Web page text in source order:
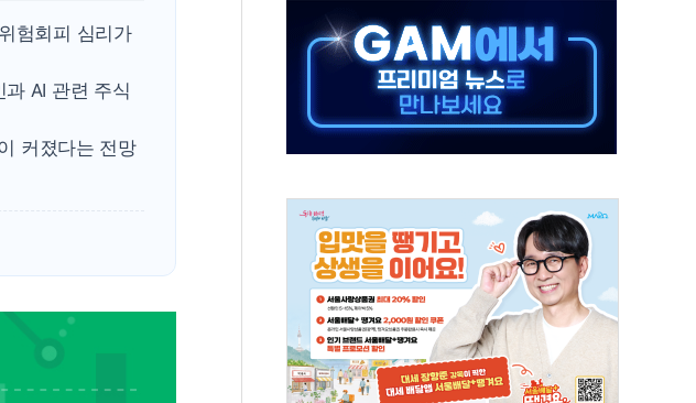
가뭄 숙지나...경북동해안권 8~9일 최대 100mm 호우
·파키스탄, '공동방위협정' 체결… 수니파 국가들의 새 안보 협력 구도
㎡당 7250만원…써밋 클라비온 59㎡ 18억원대
벨트로 또 충돌…반복되는 국토부-서울시 '정책 엇박자'
험회피 심리가
AI 관련 주식
커졌다는 전망